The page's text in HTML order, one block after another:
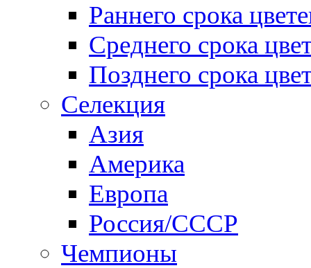
Раннего срока
Среднего срока
Позднего срока
Селекция
Азия
Америка
Европа
Россия/СССР
Чемпионы